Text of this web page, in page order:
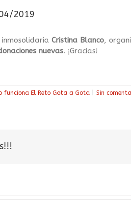
2019
Cristina Blanco,
nuevas. ¡Gracias!
funciona El Reto Gota a Gota Sin